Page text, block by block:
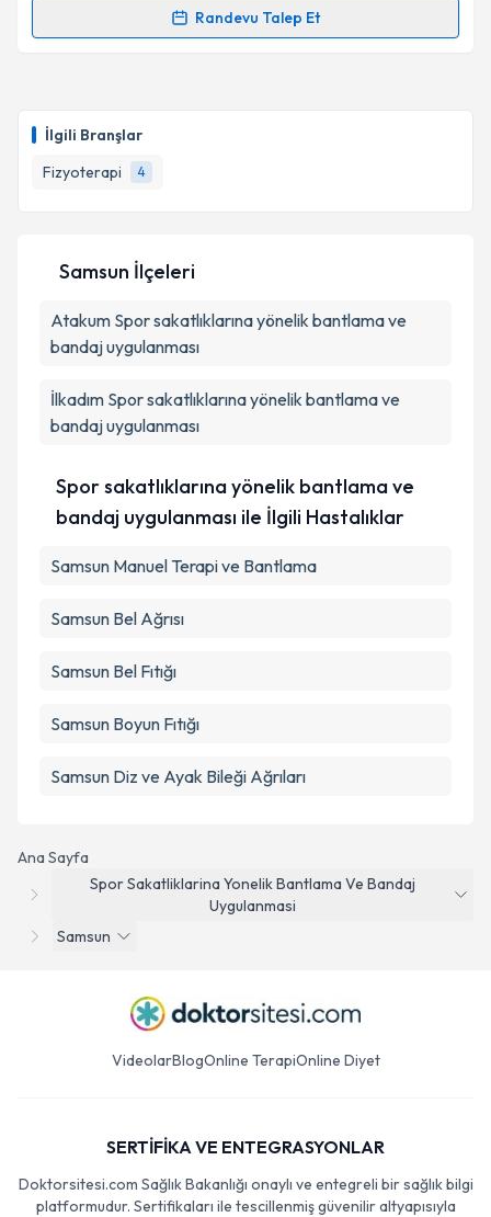
İlgili Branşlar
Fizyoterapi
4
Takvim Talebini Gönder
Randevu Talep Et
Randevu Takvimi Talebi
almanız için bir takvim hazırlandığında e-posta ile
bilgilendireceğiz.
E-posta Adresiniz
Kişisel verilerimin işlenmesine ilişkinAydınlatma
Metni'ni okudum ve kişisel verilerimin belirtilen
kapsamda işlenmesini kabul ediyorum.
Takvim Talebini Gönder
Ana Sayfa
Spor Sakatliklarina Yonelik Bantlama Ve Bandaj
Uygulanmasi
Samsun
Samsun İlçeleri
Atakum Spor sakatlıklarına yönelik bantlama ve
bandaj uygulanması
İlkadım Spor sakatlıklarına yönelik bantlama ve
bandaj uygulanması
Spor sakatlıklarına yönelik bantlama ve
bandaj uygulanması ile İlgili Hastalıklar
Samsun Manuel Terapi ve Bantlama
Samsun Bel Ağrısı
Samsun Bel Fıtığı
Samsun Boyun Fıtığı
Samsun Diz ve Ayak Bileği Ağrıları
VideolarBlogOnline TerapiOnline Diyet
SERTİFİKA VE ENTEGRASYONLAR
Doktorsitesi.com Sağlık Bakanlığı onaylı ve entegreli bir sağlık bilgi
platformudur. Sertifikaları ile tescillenmiş güvenilir altyapısıyla